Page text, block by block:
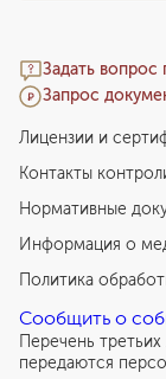
Задать вопрос
Запрос
Лицензии и
Контакты
Нормативные
Информация о
Политика
Сообщить о
Перечень
передаются